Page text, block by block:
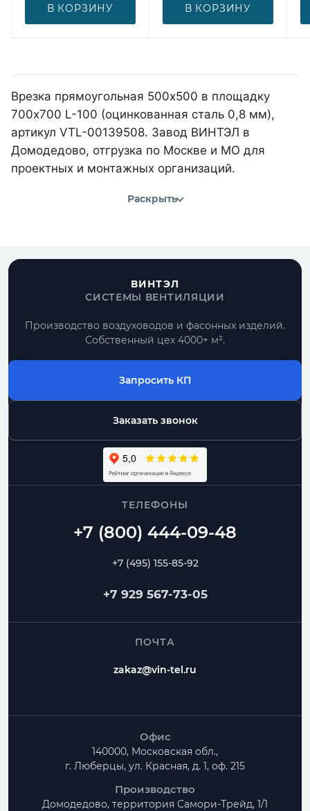
В КОРЗИНУ В КОРЗИНУ
Врезка прямоугольная 500х500 в площадку
700х700 L-100 (оцинкованная сталь 0,8 мм),
артикул VTL-00139508. Завод ВИНТЭЛ в
Домодедово, отгрузка по Москве и МО для
проектных и монтажных организаций.
Раскрыть
ВИНТЭЛ
СИСТЕМЫ ВЕНТИЛЯЦИИ
Производство воздуховодов и фасонных изделий.
Собственный цех 4000+ м².
Запросить КП
Заказать звонок
ТЕЛЕФОНЫ
+7 (495) 155-85-92
+7 929 567-73-05
ПОЧТА
zakaz@vin-tel.ru
Офис
140000, Московская обл.,
г. Люберцы, ул. Красная, д. 1, оф. 215
Производство
Домодедово, территория Самори-Трейд, 1/1